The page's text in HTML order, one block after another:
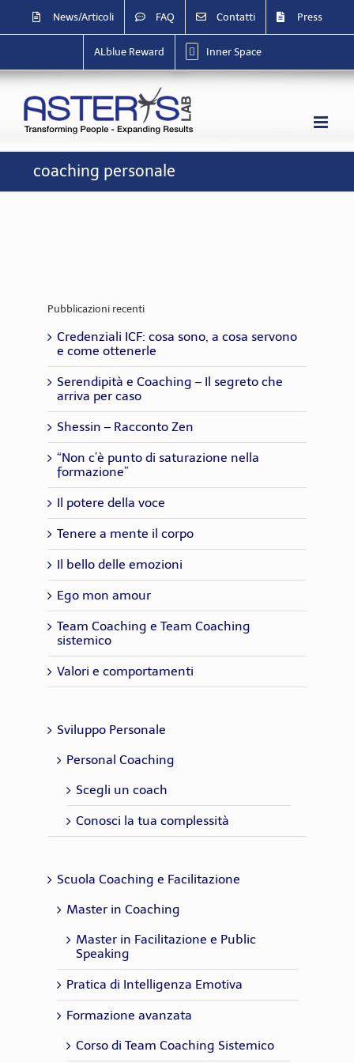
contenuto
News/Articoli FAQ Contatti Press
ALblue Reward Inner Space
coaching personale
Pubblicazioni recenti
Credenziali ICF: cosa sono, a cosa servono
e come ottenerle
Serendipità e Coaching – Il segreto che
arriva per caso
Shessin – Racconto Zen
“Non c’è punto di saturazione nella
formazione”
Il potere della voce
Tenere a mente il corpo
Il bello delle emozioni
Ego mon amour
Team Coaching e Team Coaching
sistemico
Valori e comportamenti
Sviluppo Personale
Personal Coaching
Scegli un coach
Conosci la tua complessità
Scuola Coaching e Facilitazione
Master in Coaching
Master in Facilitazione e Public
Speaking
Pratica di Intelligenza Emotiva
Formazione avanzata
Corso di Team Coaching Sistemico